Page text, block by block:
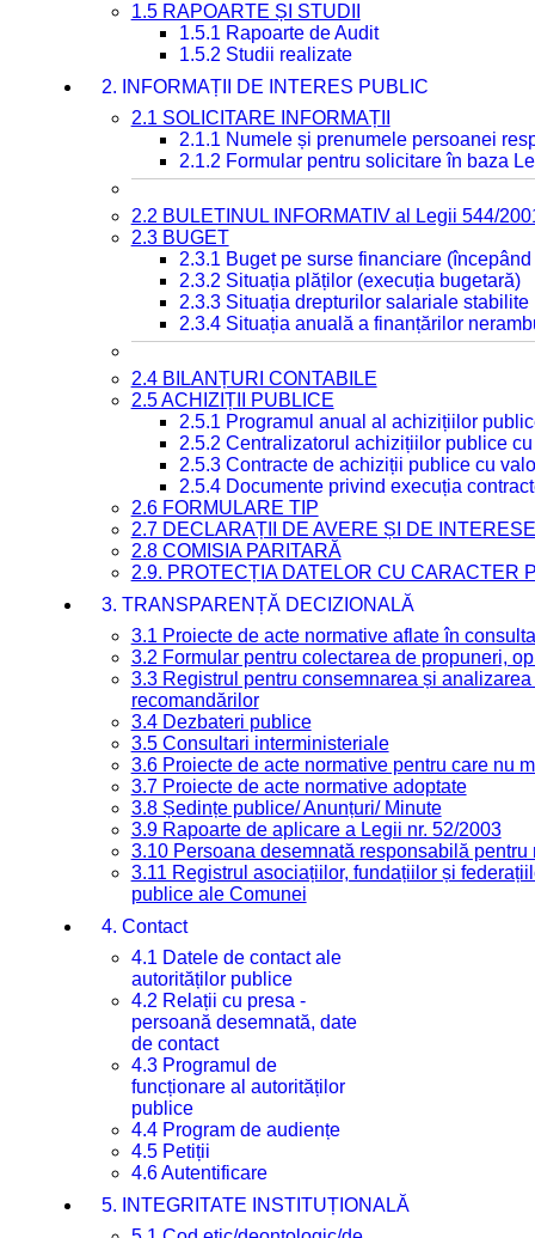
1.5 RAPOARTE ȘI STUDII
1.5.1 Rapoarte de Audit
1.5.2 Studii realizate
2. INFORMAȚII DE INTERES PUBLIC
2.1 SOLICITARE INFORMAȚII
2.1.1 Numele și prenumele persoanei
2.1.2 Formular pentru solicitare în baza
2.2 BULETINUL INFORMATIV al Legii 544/
2.3 BUGET
2.3.1 Buget pe surse financiare
2.3.2 Situația plăților (execuția bugetară)
2.3.3 Situația drepturilor salariale
2.3.4 Situația anuală a finanțărilor
2.4 BILANȚURI CONTABILE
2.5 ACHIZIȚII PUBLICE
2.5.1 Programul anual al achizițiilor
2.5.2 Centralizatorul achizițiilor publice
2.5.3 Contracte de achiziții publice cu
2.5.4 Documente privind execuția
2.6 FORMULARE TIP
2.7 DECLARAȚII DE AVERE ȘI DE INTERESE
2.8 COMISIA PARITARĂ
2.9. PROTECȚIA DATELOR CU CARACTER
3. TRANSPARENȚĂ DECIZIONALĂ
3.1 Proiecte de acte normative aflate în
3.2 Formular pentru colectarea de propuneri,
3.3 Registrul pentru consemnarea și
recomandărilor
3.4 Dezbateri publice
3.5 Consultari interministeriale
3.6 Proiecte de acte normative pentru care nu
3.7 Proiecte de acte normative adoptate
3.8 Ședințe publice/ Anunțuri/ Minute
3.9 Rapoarte de aplicare a Legii nr. 52/2003
3.10 Persoana desemnată responsabilă
3.11 Registrul asociațiilor, fundațiilor și
publice ale Comunei
4. Contact
4.1 Datele de contact ale
autorităților publice
4.2 Relații cu presa -
persoană desemnată, date
de contact
4.3 Programul de
funcționare al autorităților
publice
4.4 Program de audiențe
4.5 Petiții
4.6 Autentificare
5. INTEGRITATE INSTITUȚIONALĂ